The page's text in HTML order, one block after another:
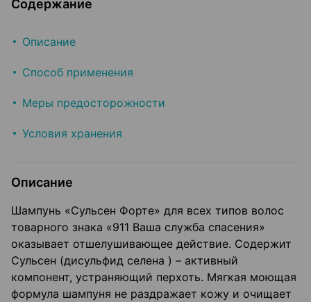
Содержание
Описание
Способ применения
Меры предосторожности
Условия хранения
Описание
Шампунь «Сульсен Форте» для всех типов волос
товарного знака «911 Ваша служба спасения»
оказывает отшелушивающее действие. Содержит
Сульсен (дисульфид селена ) – активный
компонент, устраняющий перхоть. Мягкая моющая
формула шампуня не раздражает кожу и очищает